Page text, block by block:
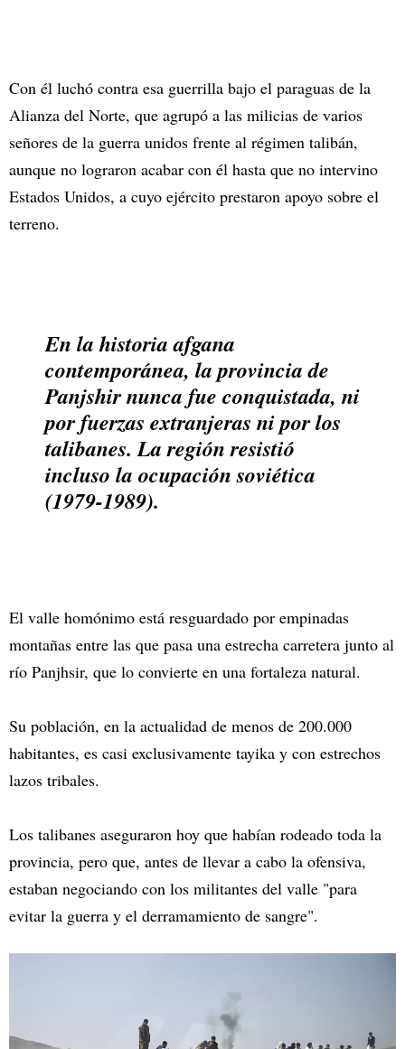
Con él luchó contra esa guerrilla bajo el paraguas de la
Alianza del Norte, que agrupó a las milicias de varios
señores de la guerra unidos frente al régimen talibán,
aunque no lograron acabar con él hasta que no intervino
Estados Unidos, a cuyo ejército prestaron apoyo sobre el
terreno.
En la historia afgana
contemporánea, la provincia de
Panjshir nunca fue conquistada, ni
por fuerzas extranjeras ni por los
talibanes. La región resistió
incluso la ocupación soviética
(1979-1989).
El valle homónimo está resguardado por empinadas
montañas entre las que pasa una estrecha carretera junto al
río Panjhsir, que lo convierte en una fortaleza natural.
Su población, en la actualidad de menos de 200.000
habitantes, es casi exclusivamente tayika y con estrechos
lazos tribales.
Los talibanes aseguraron hoy que habían rodeado toda la
provincia, pero que, antes de llevar a cabo la ofensiva,
estaban negociando con los militantes del valle "para
evitar la guerra y el derramamiento de sangre".